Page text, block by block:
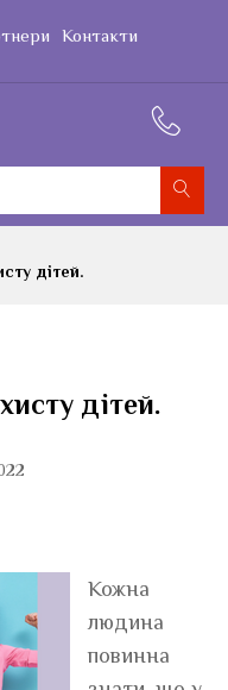
Контакти
дітей.
дітей.
Кожна
людина
повинна